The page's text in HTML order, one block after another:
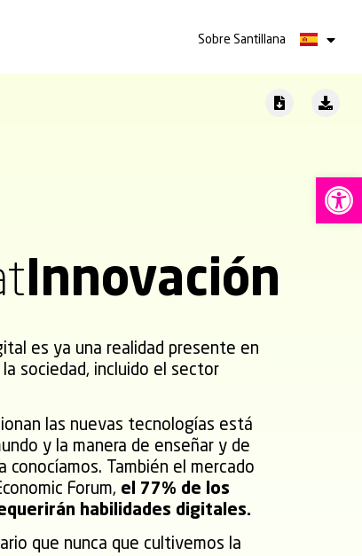
Sobre Santillana
Innovación
es ya una realidad presente en
sociedad, incluido el sector
las nuevas tecnologías está
y la manera de enseñar y de
conocíamos. También el mercado
Forum, el 77% de los
habilidades digitales.
que nunca que cultivemos la